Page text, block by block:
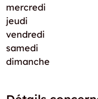
mercredi
jeudi
vendredi
samedi
dimanche